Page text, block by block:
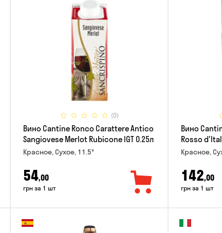
(0)
Вино Cantine Ronco Carattere Antico
Sangiovese Merlot Rubicone IGT 0.25л
Красное, Сухое, 11.5°
54,00
грн за 1 шт
Вино
Rosso
Красное,
142,00
грн за 1 шт